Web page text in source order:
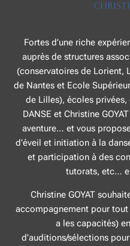
Fortes d’une riche
auprès de structures
(conservatoires de Lorient,
de Nantes et Ecole
de Lilles), écoles
DANSE et Christine
aventure… et vous
d’éveil et initiation à la
et participation à des
tutorats, etc…
Christine GOYAT
accompagnement pour
a les capacités)
d’auditions/sélections